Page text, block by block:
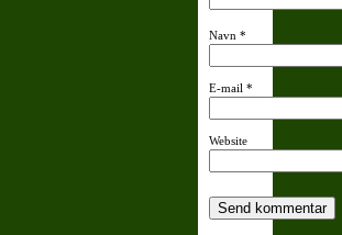
Navn *
E-mail *
Website